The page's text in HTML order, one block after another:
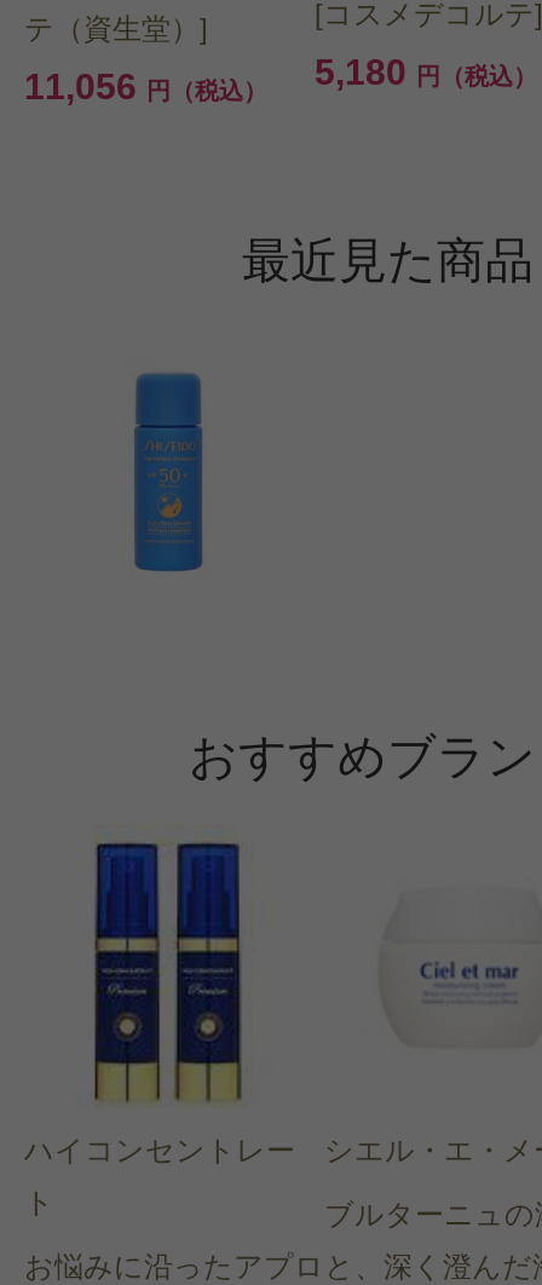
テ（資生堂）]
11,056 円（税込）
[コスメデコルテ]
5,180 円（税込）
最近見た商品
おすすめブラ
ハイコンセントレー
ト
お悩みに沿ったアプロ
シエル・エ・メ
ブルターニュの
と、深く澄んだ